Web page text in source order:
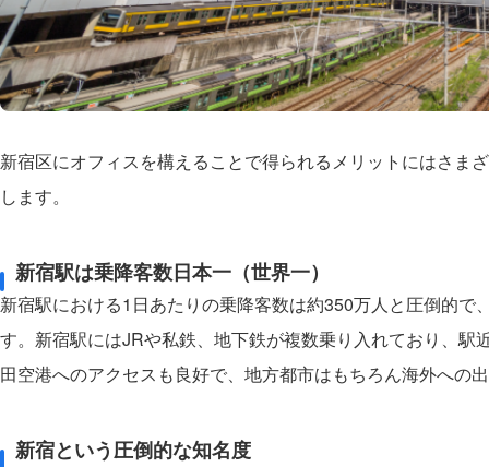
新宿区にオフィスを構えることで得られるメリットにはさま
します。
新宿駅は乗降客数日本一（世界一）
新宿駅における1日あたりの乗降客数は約350万人と圧倒的で
す。新宿駅にはJRや私鉄、地下鉄が複数乗り入れており、
田空港へのアクセスも良好で、地方都市はもちろん海外への
新宿という圧倒的な知名度